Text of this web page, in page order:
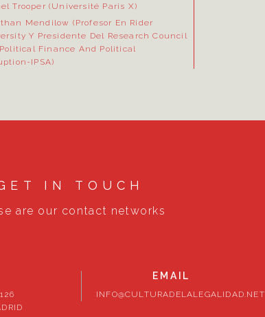
Trooper (Université Paris X)
Mendilow (Profesor En Rider
Y Presidente Del Research Council
Finance And Political
IPSA)
IN TOUCH
are our contact networks
EMAIL
INFO@CULTURADELALEGALIDAD.NET